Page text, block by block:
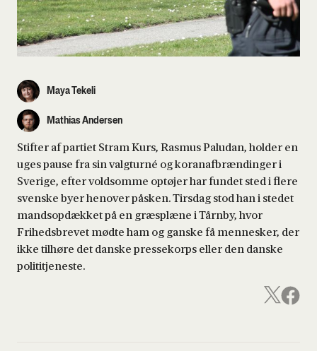
Maya Tekeli
Mathias Andersen
Stifter af partiet Stram Kurs, Rasmus Paludan, holder en
uges pause fra sin valgturné og koranafbrændinger i
Sverige, efter voldsomme optøjer har fundet sted i flere
svenske byer henover påsken. Tirsdag stod han i stedet
mandsopdækket på en græsplæne i Tårnby, hvor
Frihedsbrevet mødte ham og ganske få mennesker, der
ikke tilhøre det danske pressekorps eller den danske
polititjeneste.